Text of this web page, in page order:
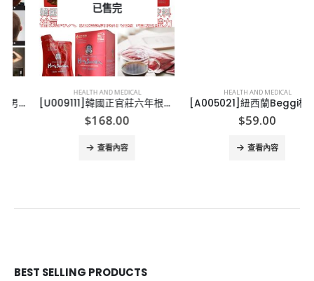
已售完
HEALTH AND MEDICAL
[U009111]韓國正官莊六年根高麗蔘飲品 (30包裝)
168.00
查看內容
HEALTH AND MEDICAL
[A005021]紐西蘭Beggi植物精油驅蚊香薰40g
59.00
查看內容
BEST SELLING PRODUCTS